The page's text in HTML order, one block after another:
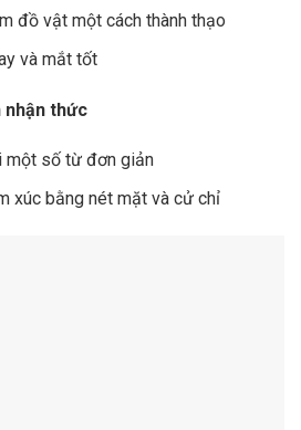
đồ vật một cách thành thạo
và mắt tốt
nhận thức
một số từ đơn giản
xúc bằng nét mặt và cử chỉ